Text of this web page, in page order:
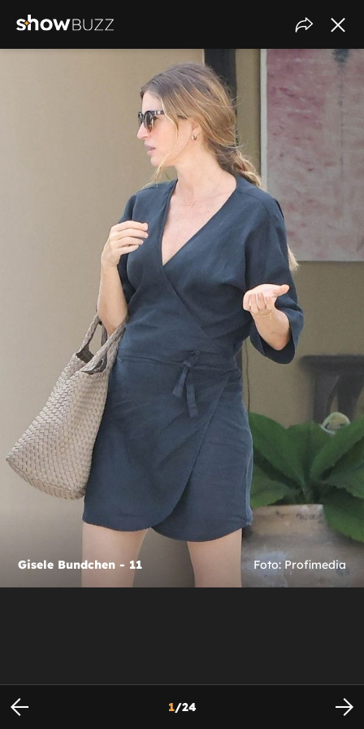
Gisele Bundchen - 11 Foto: Profimedia
1/24